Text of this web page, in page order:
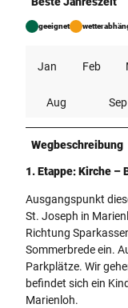
geeignet
Jan Feb
Aug Sep
Wegbeschreibung
1. Etappe: Kirche –
Ausgangspunkt
St. Joseph in
Richtung
Sommerbrede ein.
Parkplätze. Wir
befindet sich ein
Marienloh.